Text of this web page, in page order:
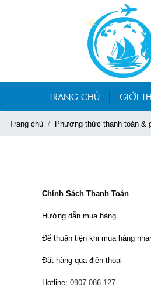
TRANG CHỦ GIỚI
Trang chủ Phương thức thanh toán &
Chính Sách Thanh Toán
Hướng dẫn mua hàng
Để thuận tiện khi mua hàng
Đặt hàng qua điện thoại
Hotline: 0907 086 127